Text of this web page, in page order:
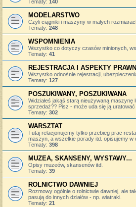
Tematy: 140
MODELARSTWO
Czyli ciągniki i maszyny w małych
Tematy: 248
WSPOMNIENIA
Wszystko co dotyczy czasów minionych,
Tematy: 41
REJESTRACJA I ASPEKTY
Wszystko odnośnie rejestracji,
Tematy: 127
POSZUKIWANY, POSZUKIWANA
Widziałeś jakąś starą nieużywaną maszynę
sprzedaż?? Pisz - może uda się ją uratować
Tematy: 302
WARSZTAT
Tutaj relacjonujemy tylko przebieg prac
maszyn, a wszelkie porady itd. opisujemy w
Tematy: 398
MUZEA, SKANSENY, WYSTAWY...
Opisy muzeów, skansenów itd.
Tematy: 39
ROLNICTWO DAWNIEJ
Rozmowy ogólnie o rolnictwie dawniej, ale
pasują do innych działów - np. wiatraki.
Tematy: 21